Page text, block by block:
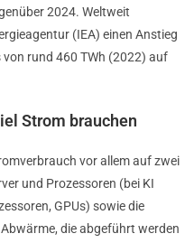
2024. Weltweit
(IEA) einen Anstieg
rund 460 TWh (2022) auf
Strom brauchen
vor allem auf zwei
und Prozessoren (bei KI
GPUs) sowie die
die abgeführt werden